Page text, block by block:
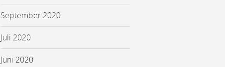
September 2020
Juli 2020
Juni 2020